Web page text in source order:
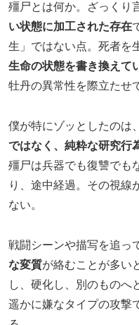
殭尸とは何か。ざっくり
い状態に加工された存在
生」ではない点。死者を
生命の状態を書き換えて
牡丹の異常性を際立たせ
僕が特にゾッとしたのは
ではなく、純粋な研究行
殭尸は兵器でも復讐でも
り、途中経過。その視線
ない。
戦闘シーンや描写を追っ
な変質が絡むことが多い
し、硬化し、別のものへ
遥かに嫌なタイプの攻撃